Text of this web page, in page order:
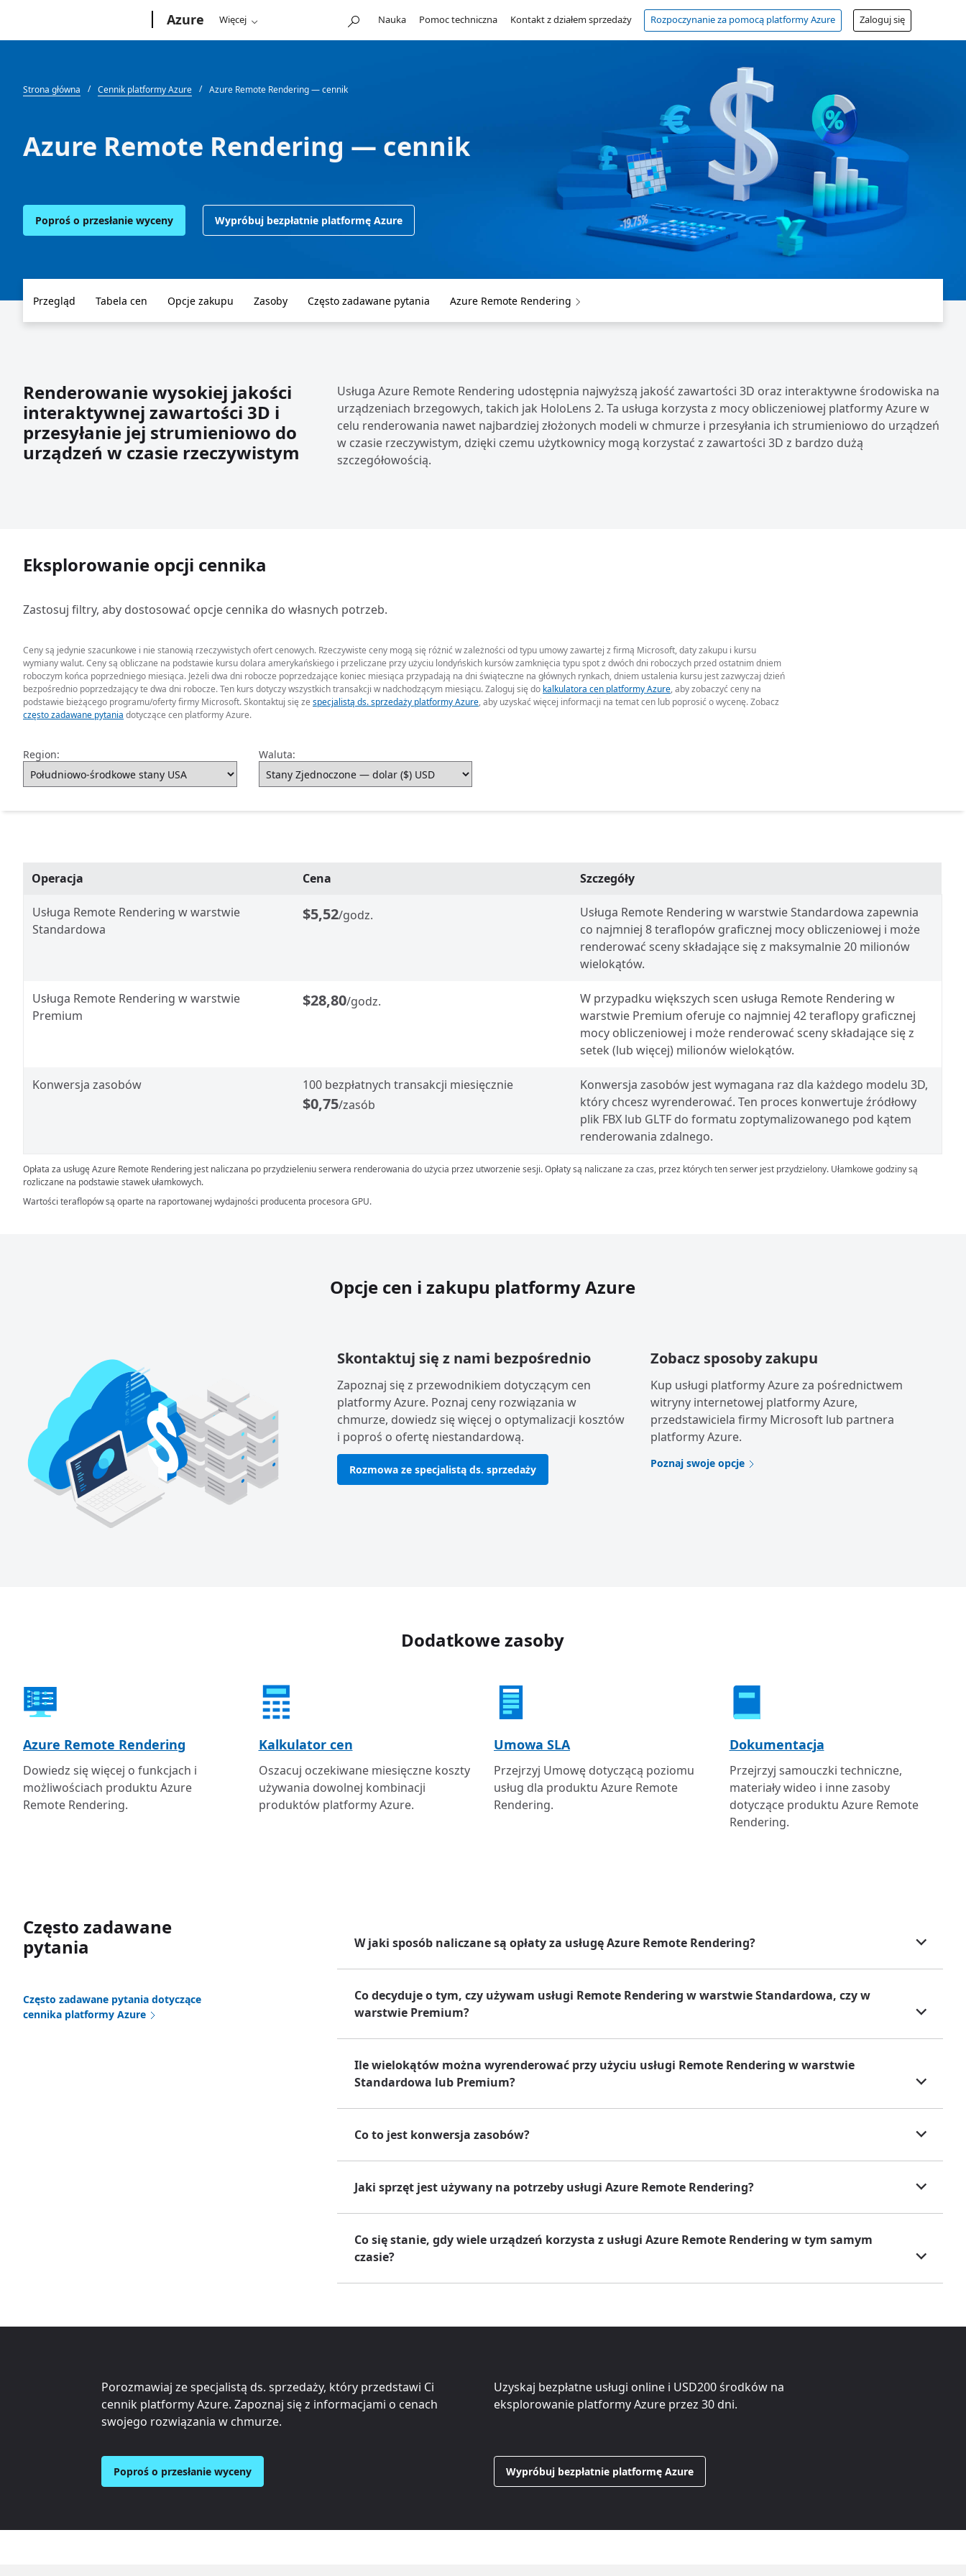
Azure Więcej Nauka Pomoc techniczna Kontakt z działem sprzedaży Rozpoczynanie za pomocą platformy Azure Zaloguj się
Strona główna Cennik platformy Azure Azure Remote Rendering — cennik
Azure Remote Rendering — cennik
Poproś o przesłanie wyceny Wypróbuj bezpłatnie platformę Azure
Przegląd Tabela cen Opcje zakupu Zasoby Często zadawane pytania Azure Remote Rendering
Renderowanie wysokiej jakości
interaktywnej zawartości 3D i
przesyłanie jej strumieniowo do
urządzeń w czasie rzeczywistym
Usługa Azure Remote Rendering udostępnia najwyższą jakość zawartości 3D oraz interaktywne środowiska na
urządzeniach brzegowych, takich jak HoloLens 2. Ta usługa korzysta z mocy obliczeniowej platformy Azure w
celu renderowania nawet najbardziej złożonych modeli w chmurze i przesyłania ich strumieniowo do urządzeń
w czasie rzeczywistym, dzięki czemu użytkownicy mogą korzystać z zawartości 3D z bardzo dużą
szczegółowością.
Eksplorowanie opcji cennika
Zastosuj filtry, aby dostosować opcje cennika do własnych potrzeb.
Ceny są jedynie szacunkowe i nie stanowią rzeczywistych ofert cenowych. Rzeczywiste ceny mogą się różnić w zależności od typu umowy zawartej z firmą Microsoft, daty zakupu i kursu
wymiany walut. Ceny są obliczane na podstawie kursu dolara amerykańskiego i przeliczane przy użyciu londyńskich kursów zamknięcia typu spot z dwóch dni roboczych przed ostatnim dniem
roboczym końca poprzedniego miesiąca. Jeżeli dwa dni robocze poprzedzające koniec miesiąca przypadają na dni świąteczne na głównych rynkach, dniem ustalenia kursu jest zazwyczaj dzień
bezpośrednio poprzedzający te dwa dni robocze. Ten kurs dotyczy wszystkich transakcji w nadchodzącym miesiącu. Zaloguj się do kalkulatora cen platformy Azure, aby zobaczyć ceny na
podstawie bieżącego programu/oferty firmy Microsoft. Skontaktuj się ze specjalistą ds. sprzedaży platformy Azure, aby uzyskać więcej informacji na temat cen lub poprosić o wycenę. Zobacz
często zadawane pytania dotyczące cen platformy Azure.
Region: Waluta:
Operacja Cena Szczegóły
Usługa Remote Rendering w warstwie
Standardowa
$5,52/godz.
Usługa Remote Rendering w warstwie Standardowa zapewnia
co najmniej 8 teraflopów graficznej mocy obliczeniowej i może
renderować sceny składające się z maksymalnie 20 milionów
wielokątów.
Usługa Remote Rendering w warstwie
Premium
$28,80/godz.
W przypadku większych scen usługa Remote Rendering w
warstwie Premium oferuje co najmniej 42 teraflopy graficznej
mocy obliczeniowej i może renderować sceny składające się z
setek (lub więcej) milionów wielokątów.
Konwersja zasobów 100 bezpłatnych transakcji miesięcznie
$0,75/zasób
Konwersja zasobów jest wymagana raz dla każdego modelu 3D,
który chcesz wyrenderować. Ten proces konwertuje źródłowy
plik FBX lub GLTF do formatu zoptymalizowanego pod kątem
renderowania zdalnego.
Opłata za usługę Azure Remote Rendering jest naliczana po przydzieleniu serwera renderowania do użycia przez utworzenie sesji. Opłaty są naliczane za czas, przez których ten serwer jest przydzielony. Ułamkowe godziny są
rozliczane na podstawie stawek ułamkowych.
Wartości teraflopów są oparte na raportowanej wydajności producenta procesora GPU.
Opcje cen i zakupu platformy Azure
Skontaktuj się z nami bezpośrednio
Zapoznaj się z przewodnikiem dotyczącym cen
platformy Azure. Poznaj ceny rozwiązania w
chmurze, dowiedz się więcej o optymalizacji kosztów
i poproś o ofertę niestandardową.
Rozmowa ze specjalistą ds. sprzedaży
Zobacz sposoby zakupu
Kup usługi platformy Azure za pośrednictwem
witryny internetowej platformy Azure,
przedstawiciela firmy Microsoft lub partnera
platformy Azure.
Poznaj swoje opcje
Dodatkowe zasoby
Azure Remote Rendering
Dowiedz się więcej o funkcjach i
możliwościach produktu Azure
Remote Rendering.
Kalkulator cen
Oszacuj oczekiwane miesięczne koszty
używania dowolnej kombinacji
produktów platformy Azure.
Umowa SLA
Przejrzyj Umowę dotyczącą poziomu
usług dla produktu Azure Remote
Rendering.
Dokumentacja
Przejrzyj samouczki techniczne,
materiały wideo i inne zasoby
dotyczące produktu Azure Remote
Rendering.
Często zadawane
pytania
Często zadawane pytania dotyczące
cennika platformy Azure
W jaki sposób naliczane są opłaty za usługę Azure Remote Rendering?
Co decyduje o tym, czy używam usługi Remote Rendering w warstwie Standardowa, czy w
warstwie Premium?
Ile wielokątów można wyrenderować przy użyciu usługi Remote Rendering w warstwie
Standardowa lub Premium?
Co to jest konwersja zasobów?
Jaki sprzęt jest używany na potrzeby usługi Azure Remote Rendering?
Co się stanie, gdy wiele urządzeń korzysta z usługi Azure Remote Rendering w tym samym
czasie?
Porozmawiaj ze specjalistą ds. sprzedaży, który przedstawi Ci
cennik platformy Azure. Zapoznaj się z informacjami o cenach
swojego rozwiązania w chmurze.
Poproś o przesłanie wyceny
Uzyskaj bezpłatne usługi online i USD200środków na
eksplorowanie platformy Azure przez 30 dni.
Wypróbuj bezpłatnie platformę Azure